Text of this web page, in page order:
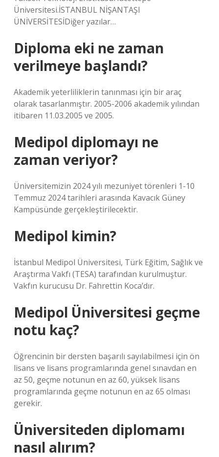
Üniversitesi.İSTANBUL NİŞANTAŞI
ÜNİVERSİTESİDiğer yazılar…
Diploma eki ne zaman
verilmeye başlandı?
Akademik yeterliliklerin tanınması için bir araç
olarak tasarlanmıştır. 2005-2006 akademik yılından
itibaren 11.03.2005 ve 2005.
Medipol diplomayı ne
zaman veriyor?
Üniversitemizin 2024 yılı mezuniyet törenleri 1-10
Temmuz 2024 tarihleri ​​arasında Kavacık Güney
Kampüsünde gerçekleştirilecektir.
Medipol kimin?
İstanbul Medipol Üniversitesi, Türk Eğitim, Sağlık ve
Araştırma Vakfı (TESA) tarafından kurulmuştur.
Vakfın kurucusu Dr. Fahrettin Koca’dır.
Medipol Üniversitesi geçme
notu kaç?
Öğrencinin bir dersten başarılı sayılabilmesi için ön
lisans ve lisans programlarında genel sınavdan en
az 50, geçme notunun en az 60, yüksek lisans
programlarında geçme notunun en az 65 olması
gerekir.
Üniversiteden diplomamı
nasıl alırım?